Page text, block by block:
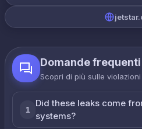
Domande frequenti
Scopri di più sulle
1
Did these leaks come
systems?